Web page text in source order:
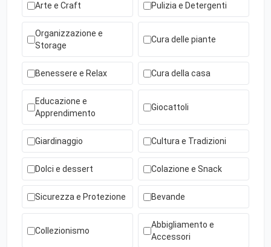
Arte e Craft Pulizia e Detergenti
Organizzazione e
Storage
Cura delle piante
Benessere e Relax Cura della casa
Educazione e
Apprendimento
Giocattoli
Giardinaggio Cultura e Tradizioni
Dolci e dessert Colazione e Snack
Sicurezza e Protezione Bevande
Collezionismo
Abbigliamento e
Accessori